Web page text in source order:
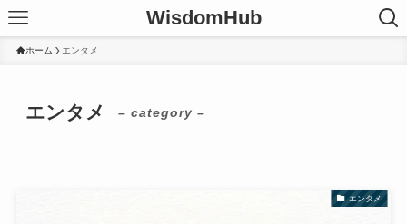
WisdomHub
ホーム エンタメ
エンタメ – category –
エンタメ